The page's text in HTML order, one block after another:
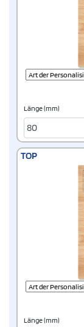
Länge (mm)
TOP
Länge (mm)